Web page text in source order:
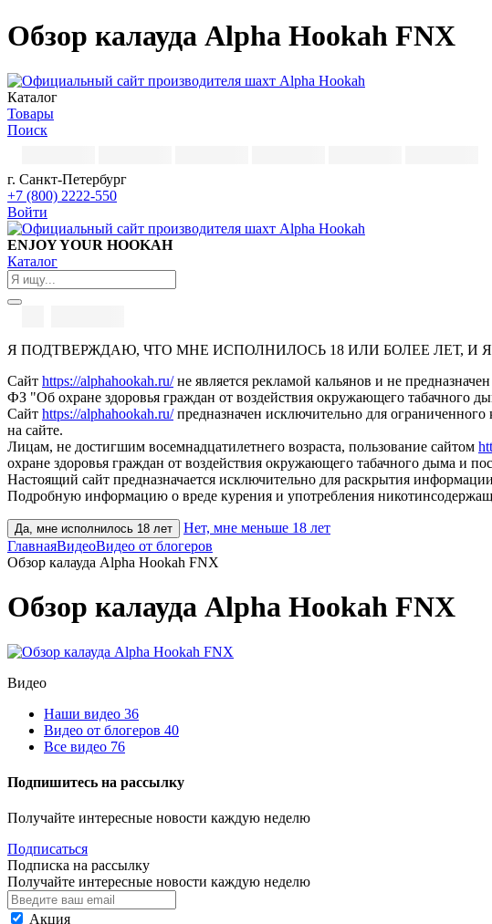
Обзор калауда Alpha Hookah FNX
Каталог
Товары
Поиск
г. Санкт-Петербург
+7 (800) 2222-550
Войти
ENJOY YOUR HOOKAH
Каталог
Я ПОДТВЕРЖДАЮ, ЧТО МНЕ ИСПОЛНИЛОСЬ 18 ИЛИ БОЛЕЕ ЛЕТ,
Сайт https://alphahookah.ru/не является рекламой кальянов и не
ФЗ "Об охране здоровья граждан от воздействия окружающего табачного
Сайт https://alphahookah.ru/предназначен исключительно для
на сайте.
Лицам, не достигшим восемнадцатилетнего возраста, пользование сайтом
охране здоровья граждан от воздействия окружающего табачного дыма и
Настоящий сайт предназначается исключительно для раскрытия
Подробную информацию о вреде курения и употребления
Да, мне исполнилось 18 лет
Нет, мне меньше 18 лет
ГлавнаяВидеоВидео от блогеров
Обзор калауда Alpha Hookah FNX
Обзор калауда Alpha Hookah FNX
Видео
Наши видео 36
Видео от блогеров 40
Все видео 76
Подпишитесь на рассылку
Получайте интересные новости каждую неделю
Подписаться
Подписка на рассылку
Получайте интересные новости каждую неделю
Акция